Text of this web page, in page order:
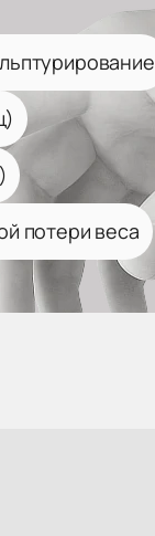
потери веса